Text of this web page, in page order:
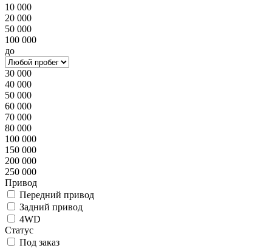
10 000
20 000
50 000
100 000
до
30 000
40 000
50 000
60 000
70 000
80 000
100 000
150 000
200 000
250 000
Привод
Передний привод
Задний привод
4WD
Статус
Под заказ